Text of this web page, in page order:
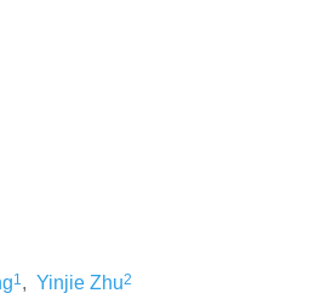
1, Yinjie Zhu2